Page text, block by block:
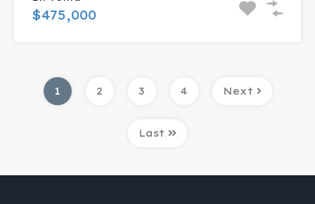
$475,000
1 2 3 4 Next
Last